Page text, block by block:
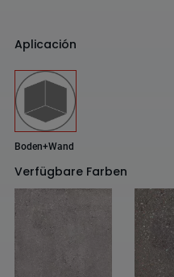
Aplicación
Boden+Wand
Verfügbare Farben